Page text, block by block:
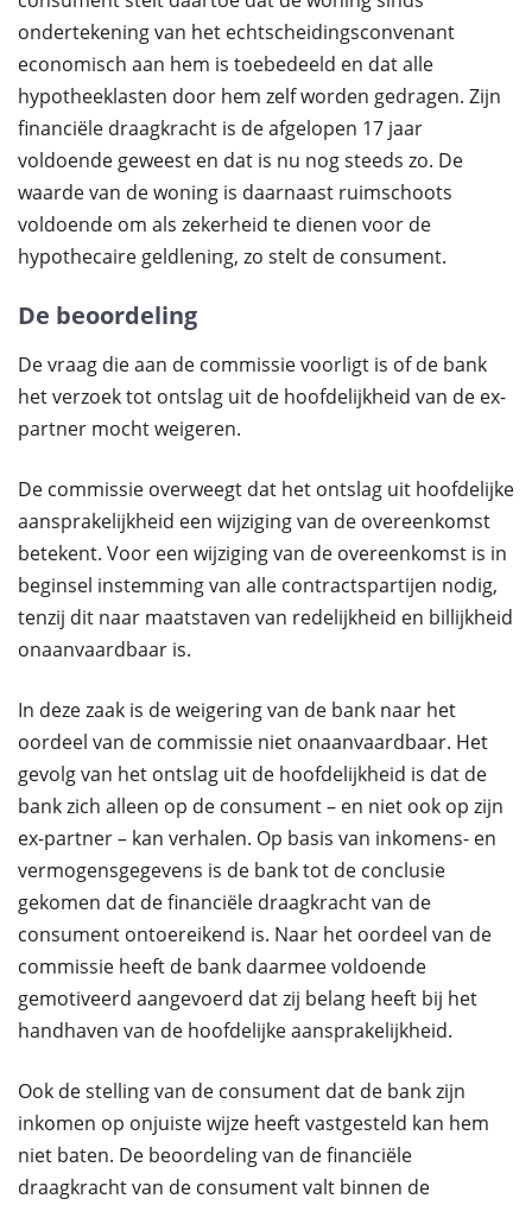
ondertekening van het echtscheidingsconvenant
economisch aan hem is toebedeeld en dat alle
hypotheeklasten door hem zelf worden gedragen. Zijn
financiële draagkracht is de afgelopen 17 jaar
voldoende geweest en dat is nu nog steeds zo. De
waarde van de woning is daarnaast ruimschoots
voldoende om als zekerheid te dienen voor de
hypothecaire geldlening, zo stelt de consument.
De beoordeling
De vraag die aan de commissie voorligt is of de bank
het verzoek tot ontslag uit de hoofdelijkheid van de ex-
partner mocht weigeren.
De commissie overweegt dat het ontslag uit hoofdelijke
aansprakelijkheid een wijziging van de overeenkomst
betekent. Voor een wijziging van de overeenkomst is in
beginsel instemming van alle contractspartijen nodig,
tenzij dit naar maatstaven van redelijkheid en billijkheid
onaanvaardbaar is.
In deze zaak is de weigering van de bank naar het
oordeel van de commissie niet onaanvaardbaar. Het
gevolg van het ontslag uit de hoofdelijkheid is dat de
bank zich alleen op de consument – en niet ook op zijn
ex-partner – kan verhalen. Op basis van inkomens- en
vermogensgegevens is de bank tot de conclusie
gekomen dat de financiële draagkracht van de
consument ontoereikend is. Naar het oordeel van de
commissie heeft de bank daarmee voldoende
gemotiveerd aangevoerd dat zij belang heeft bij het
handhaven van de hoofdelijke aansprakelijkheid.
Ook de stelling van de consument dat de bank zijn
inkomen op onjuiste wijze heeft vastgesteld kan hem
niet baten. De beoordeling van de financiële
draagkracht van de consument valt binnen de